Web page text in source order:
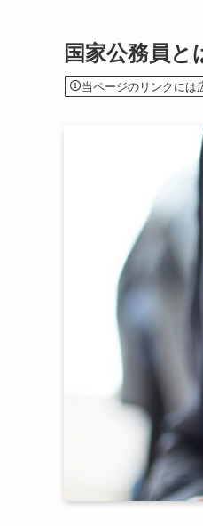
国家公務員と
当ページのリンクには